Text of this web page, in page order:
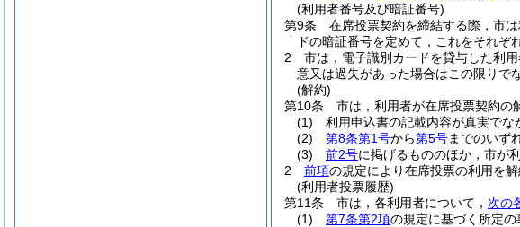
(利用者番号及び暗証番号)
第9条
在席投票契約を締結する際，市
ドの暗証番号を定めて，これをそれぞ
2
市は，電子識別カードを貸与した利
意又は過失があった場合はこの限りでな
(解約)
第10条
市は，利用者が在席投票契約の
(1)
利用申込書の記載内容が真実でな
(2)
第8条第1号から第5号までのいず
(3)
前2号に掲げるもののほか，市が
2
前項の規定により在席投票の利用を
(利用者投票履歴)
第11条
市は，各利用者について， 次の
(1)
第7条第2項の規定に基づく所定の